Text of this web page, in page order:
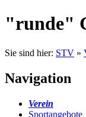
"runde"
Sie sind hier: STV »
Navigation
Verein
Sportangebote